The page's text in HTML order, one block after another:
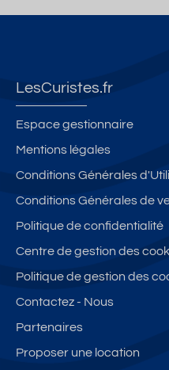
LesCuristes.fr
Espace gestionnaire
Mentions légales
Conditions Générales
Conditions Générales de
Politique de confidentialité
Centre de gestion des
Politique de gestion des
Contactez - Nous
Partenaires
Proposer une location